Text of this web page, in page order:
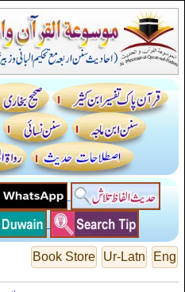
Eng
Ur-Latn
Book Store